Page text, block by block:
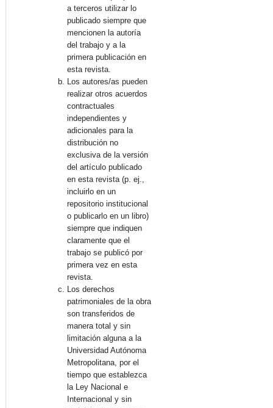
a terceros utilizar lo
publicado siempre que
mencionen la autoría
del trabajo y a la
primera publicación en
esta revista.
Los autores/as pueden
realizar otros acuerdos
contractuales
independientes y
adicionales para la
distribución no
exclusiva de la versión
del artículo publicado
en esta revista (p. ej.,
incluirlo en un
repositorio institucional
o publicarlo en un libro)
siempre que indiquen
claramente que el
trabajo se publicó por
primera vez en esta
revista.
Los derechos
patrimoniales de la obra
son transferidos de
manera total y sin
limitación alguna a la
Universidad Autónoma
Metropolitana, por el
tiempo que establezca
la Ley Nacional e
Internacional y sin